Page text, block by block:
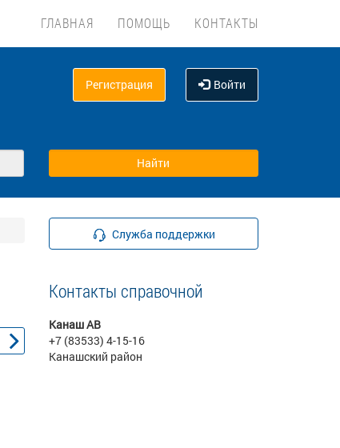
ГЛАВНАЯ ПОМОЩЬ КОНТАКТЫ
Регистрация Войти
Служба поддержки
Контакты справочной
Канаш АВ
+7 (83533) 4-15-16
Канашский район